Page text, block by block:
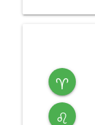
♈
♌